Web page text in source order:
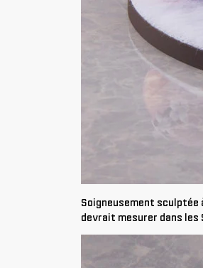
Soigneusement sculptée
devrait mesurer dans les